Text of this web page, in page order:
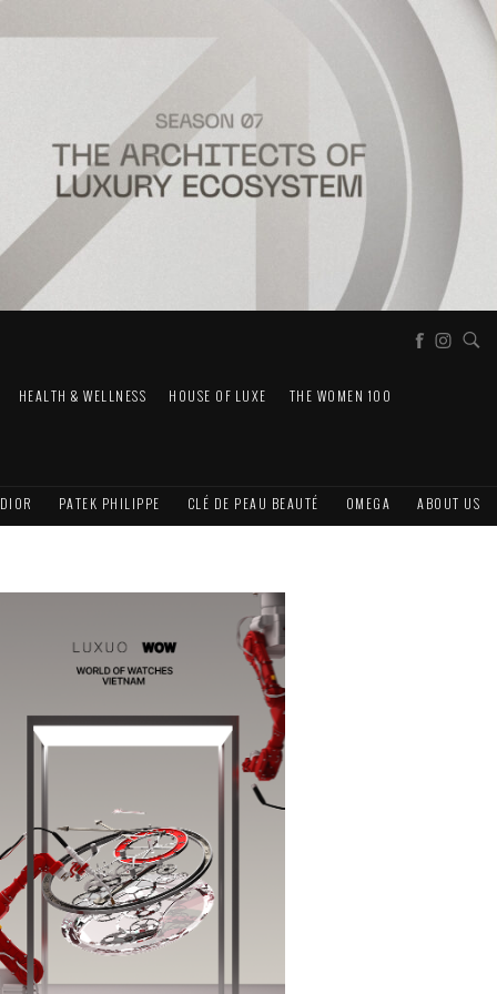
HEALTH & WELLNESS HOUSE OF LUXE THE WOMEN 100
DIOR PATEK PHILIPPE CLÉ DE PEAU BEAUTÉ OMEGA ABOUT US